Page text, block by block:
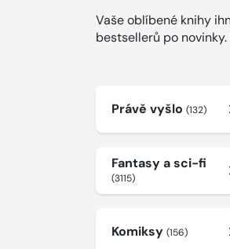
Vaše oblíbené knihy
bestsellerů po
Právě vyšlo (132)
Fantasy a sci-fi
(3115)
Komiksy (156)